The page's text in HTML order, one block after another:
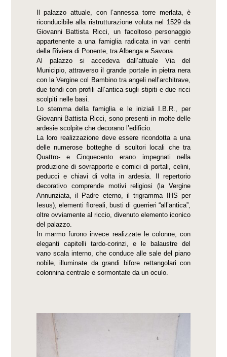
Il palazzo attuale, con l’annessa torre merlata, è
riconducibile alla ristrutturazione voluta nel 1529 da
Giovanni Battista Ricci, un facoltoso personaggio
appartenente a una famiglia radicata in vari centri
della Riviera di Ponente, tra Albenga e Savona.
Al palazzo si accedeva dall’attuale Via del
Municipio, attraverso il grande portale in pietra nera
con la Vergine col Bambino tra angeli nell’architrave,
due tondi con profili all’antica sugli stipiti e due ricci
scolpiti nelle basi.
Lo stemma della famiglia e le iniziali I.B.R., per
Giovanni Battista Ricci, sono presenti in molte delle
ardesie scolpite che decorano l’edificio.
La loro realizzazione deve essere ricondotta a una
delle numerose botteghe di scultori locali che tra
Quattro- e Cinquecento erano impegnati nella
produzione di sovrapporte e cornici di portali, celini,
peducci e chiavi di volta in ardesia. Il repertorio
decorativo comprende motivi religiosi (la Vergine
Annunziata, il Padre eterno, il trigramma IHS per
Iesus), elementi floreali, busti di guerrieri “all’antica”,
oltre ovviamente al riccio, divenuto elemento iconico
del palazzo.
In marmo furono invece realizzate le colonne, con
eleganti capitelli tardo-corinzi, e le balaustre del
vano scala interno, che conduce alle sale del piano
nobile, illuminate da grandi bifore rettangolari con
colonnina centrale e sormontate da un oculo.